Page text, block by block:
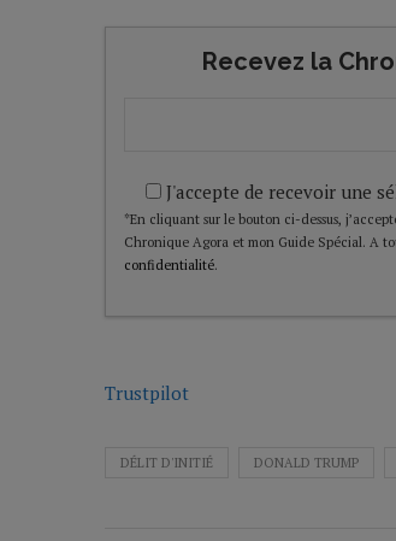
Recevez la
J'accepte de recevoir une
*En cliquant sur le bouton ci-dessus,
Chronique Agora et mon Guide Spécial. A
confidentialité.
Trustpilot
DÉLIT D'INITIÉ DONALD TRUMP